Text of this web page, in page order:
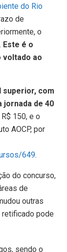
do Rio
de
o
Este é o
voltado ao
superior, com
jornada de 40
150, e o
AOCP, por
649.
do concurso,
de
outras
retificado pode
sendo o